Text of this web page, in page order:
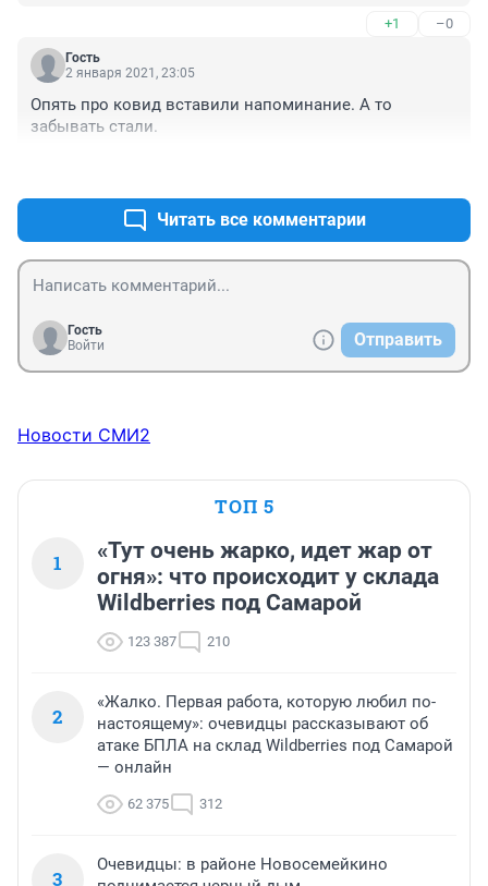
+1 –0
Гость
2 января 2021, 23:05
Опять про ковид вставили напоминание. А то
забывать стали.
Читать все комментарии
Гость
Войти
Отправить
Новости СМИ2
ТОП 5
1
«Тут очень жарко, идет жар от
огня»: что происходит у склада
Wildberries под Самарой
123 387 210
2
«Жалко. Первая работа, которую любил по-
настоящему»: очевидцы рассказывают об
атаке БПЛА на склад Wildberries под Самарой
— онлайн
62 375 312
3
Очевидцы: в районе Новосемейкино